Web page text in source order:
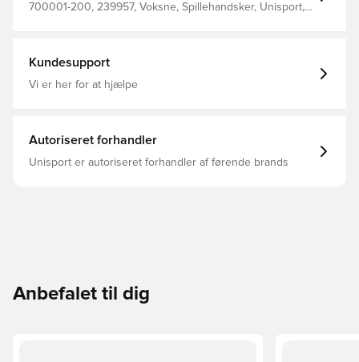
polyester og 15% elastan.
700001-200, 239957, Voksne, Spillehandsker, Unisport,
Kundesupport
Vi er her for at hjælpe
Autoriseret forhandler
Unisport er autoriseret forhandler af førende brands
Anbefalet til dig